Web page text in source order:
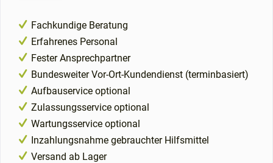
Fachkundige Beratung
Erfahrenes Personal
Fester Ansprechpartner
Bundesweiter Vor-Ort-Kundendienst (terminbasiert)
Aufbauservice optional
Zulassungsservice optional
Wartungsservice optional
Inzahlungsnahme gebrauchter Hilfsmittel
Versand ab Lager